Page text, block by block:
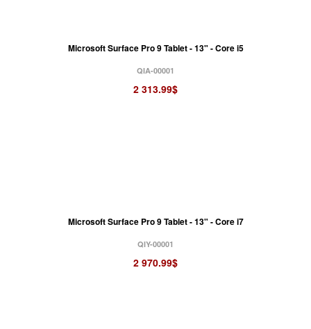
Microsoft Surface Pro 9 Tablet - 13" - Core i5
QIA-00001
2 313.99$
Microsoft Surface Pro 9 Tablet - 13" - Core i7
QIY-00001
2 970.99$